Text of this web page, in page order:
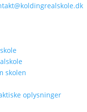
skolen
oplysninger